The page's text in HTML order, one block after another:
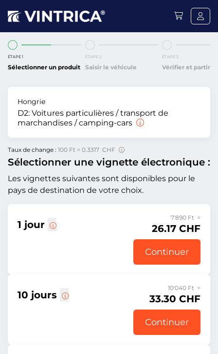
ÉTAPE 1
Sélectionner un produit
ÉTAPE 2
Saisir le véhicule
ÉTAPE 3
Vérifier et partir
Hongrie
D2: Voitures particulières / transport de
marchandises / camping-cars
Taux de change : 100 Ft = 0.3317 CHF
Sélectionner une vignette électronique :
Les vignettes suivantes sont disponibles pour le
pays de destination de votre choix.
1 jour
7'890 Ft =
26.17 CHF
Continuer
10 jours
10'040 Ft =
33.30 CHF
Continuer